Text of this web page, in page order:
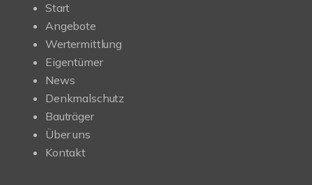
Start
Angebote
Wertermittlung
Eigentümer
News
Denkmalschutz
Bauträger
Über uns
Kontakt